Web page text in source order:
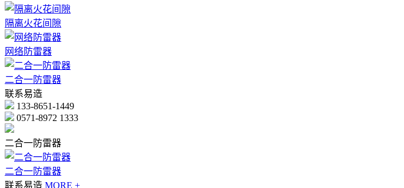
隔离火花间隙
网络防雷器
二合一防雷器
联系易造
133-8651-1449
0571-8972 1333
二合一防雷器
二合一防雷器
联系易造 MORE +